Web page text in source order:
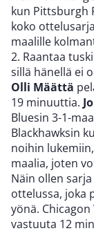
kun Pittsburgh
koko
maalille
2. Raantaa
sillä hänellä ei
Olli Määttä
19 minuuttia.
Bluesin 3-1-
Blackhawksin
noihin
maalia, joten
Näin ollen
ottelussa, joka
yönä. Chicagon
vastuuta 12